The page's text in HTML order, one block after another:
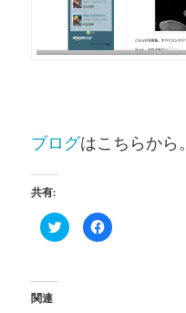
ブログはこちらから。
共有:
ク
リ
Facebook
で
関連